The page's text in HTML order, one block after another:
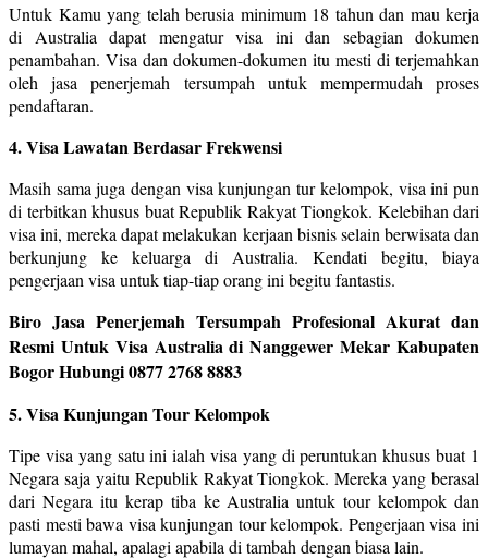
Untuk Kamu yang telah berusia minimum 18 tahun dan mau kerja
di Australia dapat mengatur visa ini dan sebagian dokumen
penambahan. Visa dan dokumen-dokumen itu mesti di terjemahkan
oleh jasa penerjemah tersumpah untuk mempermudah proses
pendaftaran.
4. Visa Lawatan Berdasar Frekwensi
Masih sama juga dengan visa kunjungan tur kelompok, visa ini pun
di terbitkan khusus buat Republik Rakyat Tiongkok. Kelebihan dari
visa ini, mereka dapat melakukan kerjaan bisnis selain berwisata dan
berkunjung ke keluarga di Australia. Kendati begitu, biaya
pengerjaan visa untuk tiap-tiap orang ini begitu fantastis.
Biro Jasa Penerjemah Tersumpah Profesional Akurat dan
Resmi Untuk Visa Australia di Nanggewer Mekar Kabupaten
Bogor Hubungi 0877 2768 8883
5. Visa Kunjungan Tour Kelompok
Tipe visa yang satu ini ialah visa yang di peruntukan khusus buat 1
Negara saja yaitu Republik Rakyat Tiongkok. Mereka yang berasal
dari Negara itu kerap tiba ke Australia untuk tour kelompok dan
pasti mesti bawa visa kunjungan tour kelompok. Pengerjaan visa ini
lumayan mahal, apalagi apabila di tambah dengan biasa lain.